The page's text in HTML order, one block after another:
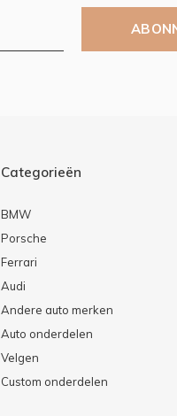
Categorieën
BMW
Porsche
Ferrari
Audi
Andere auto merken
Auto onderdelen
Velgen
Custom onderdelen